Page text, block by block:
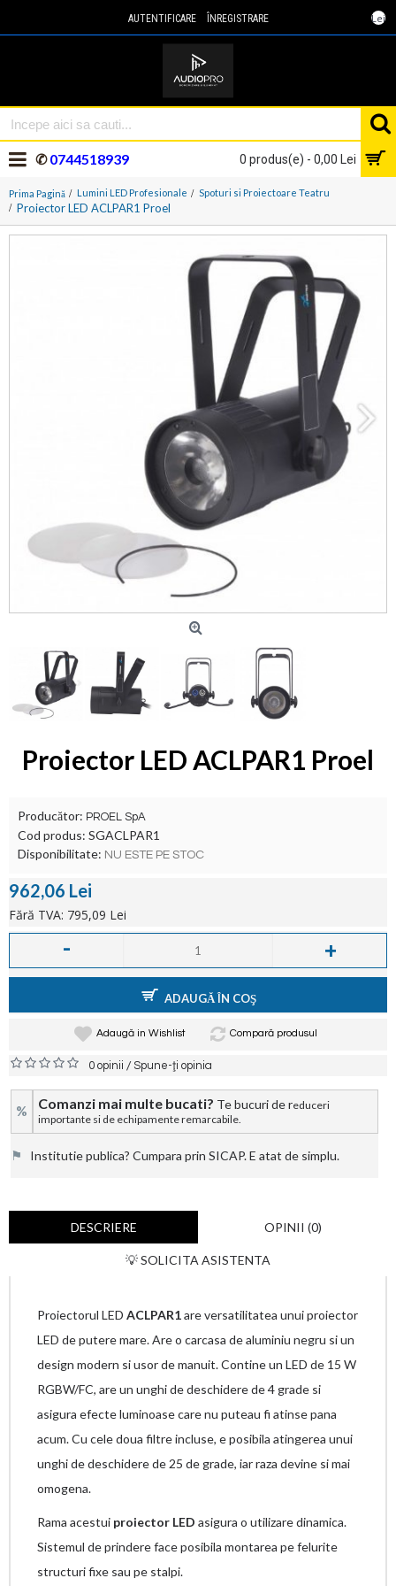
Lei
AUTENTIFICARE ÎNREGISTRARE
0 produs(e) - 0,00 Lei
✆0744518939
Prima Pagină Lumini LED Profesionale Spoturi si Proiectoare Teatru
Proiector LED ACLPAR1 Proel
Proiector LED ACLPAR1 Proel
Producător: PROEL SpA
Cod produs: SGACLPAR1
Disponibilitate: NU ESTE PE STOC
962,06 Lei
Fără TVA: 795,09 Lei
- +
ADAUGĂ ÎN COŞ
Adaugă in Wishlist Compară produsul
0 opinii /Spune-ţi opinia
% Comanzi mai multe bucati? Te bucuri de reduceri
importante si de echipamente remarcabile.
⚑ Institutie publica? Cumpara prin SICAP. E atat de simplu.
DESCRIERE OPINII (0)
💡 SOLICITA ASISTENTA
Proiectorul LED ACLPAR1are versatilitatea unui proiector
LED de putere mare. Are o carcasa de aluminiu negru si un
design modern si usor de manuit. Contine un LED de 15 W
RGBW/FC, are un unghi de deschidere de 4 grade si
asigura efecte luminoase care nu puteau fi atinse pana
acum. Cu cele doua filtre incluse, e posibila atingerea unui
unghi de deschidere de 25 de grade, iar raza devine si mai
omogena.
Rama acestui proiector LED asigura o utilizare dinamica.
Sistemul de prindere face posibila montarea pe felurite
structuri fixe sau pe stalpi.